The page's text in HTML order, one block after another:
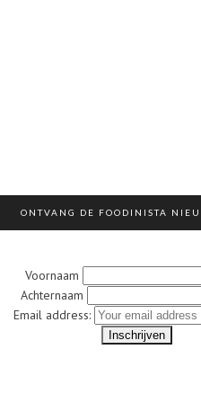
ONTVANG DE FOODINISTA
Voornaam
Achternaam
Email address: